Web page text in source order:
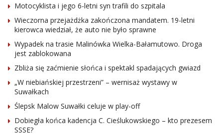
Motocyklista i jego 6-letni syn trafili do szpitala
Wieczorna przejażdżka zakończona mandatem. 19-letni
kierowca wiedział, że auto nie było sprawne
Wypadek na trasie Malinówka Wielka-Bałamutowo. Droga
jest zablokowana
Zbliża się zaćmienie słońca i spektakl spadających gwiazd
„W niebiańskiej przestrzeni” – wernisaż wystawy w
Suwałkach
Ślepsk Malow Suwałki celuje w play-off
Dobiegła końca kadencja C. Cieślukowskiego – kto prezesem
SSSE?